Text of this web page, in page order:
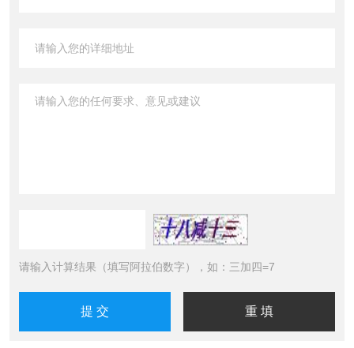
请输入计算结果（填写阿拉伯数字），如：三加四=7